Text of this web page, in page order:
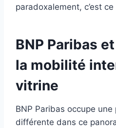
paradoxalement, c’est
BNP Paribas et
la mobilité
vitrine
BNP Paribas occupe une
différente dans ce